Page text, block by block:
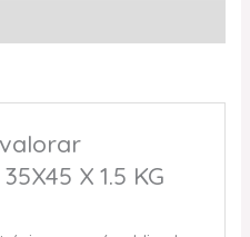
X 1.5 KG